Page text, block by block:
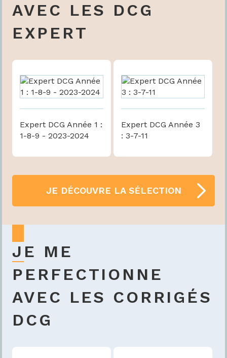
AVEC LES DCG
EXPERT
Expert DCG Année 1 :
1-8-9 - 2023-2024
Expert DCG Année 3
: 3-7-11
JE DÉCOUVRE LA SÉLECTION
JE ME
PERFECTIONNE
AVEC LES CORRIGÉS
DCG